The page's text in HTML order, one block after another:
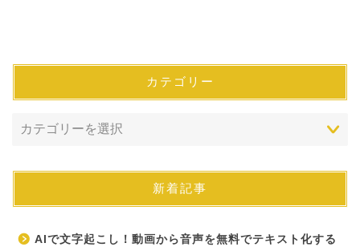
カテゴリー
新着記事
AIで文字起こし！動画から音声を無料でテキスト化する